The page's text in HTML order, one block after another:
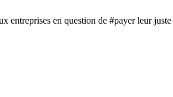
entreprises en question de #payer leur